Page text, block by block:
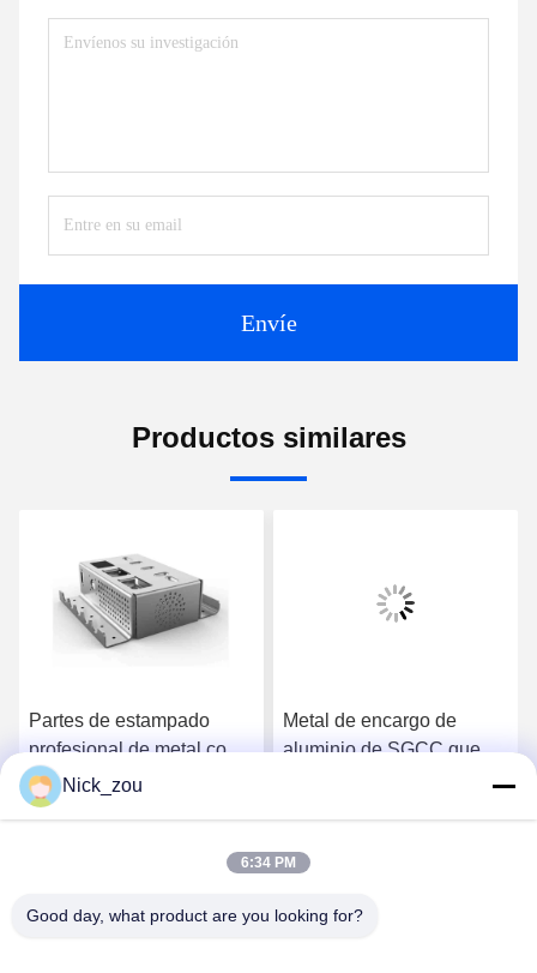
Envíe
Productos similares
Partes de estampado
profesional de metal con
corte y flexión por láser
Metal de encargo de
aluminio de SGCC que
Nick_zou
6:34 PM
Good day, what product are you looking for?